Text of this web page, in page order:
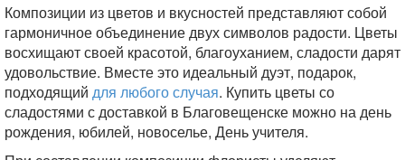
Композиции из цветов и вкусностей представляют собой
гармоничное объединение двух символов радости. Цветы
восхищают своей красотой, благоуханием, сладости дарят
удовольствие. Вместе это идеальный дуэт, подарок,
подходящий для любого случая. Купить цветы со
сладостями с доставкой в Благовещенске можно на день
рождения, юбилей, новоселье, День учителя.